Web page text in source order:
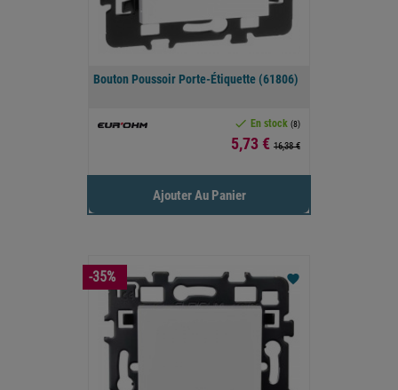
Bouton Poussoir Porte-Étiquette (61806)
 En stock (8)
Prix
5,73 € 16,38 €
Ajouter Au Panier
favorite
-35%